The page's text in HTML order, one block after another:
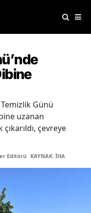
Günü
uzanan
çevreye
Editörü KAYNAK: İHA